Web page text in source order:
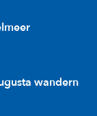
wandern